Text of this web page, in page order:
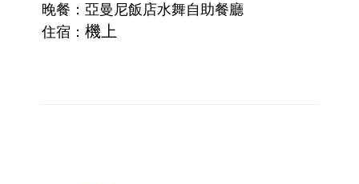
晚餐：亞曼尼飯店水舞自助餐廳
住宿：機上